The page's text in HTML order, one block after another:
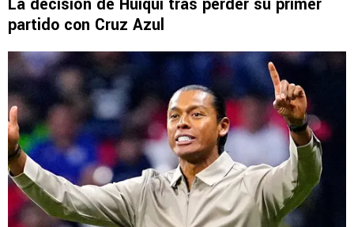
La decisión de Huiqui tras perder su primer
partido con Cruz Azul